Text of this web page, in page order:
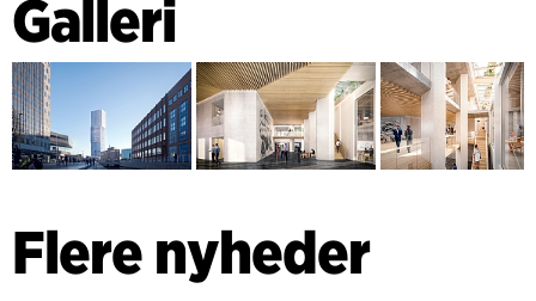
Galleri
Flere nyheder